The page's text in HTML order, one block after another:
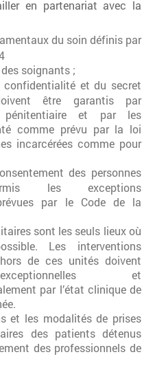
en partenariat avec la
du soin définis par
soignants ;
confidentialité et du secret
être garantis par
pénitentiaire et par les
comme prévu par la loi
incarcérées comme pour
des personnes
les exceptions
par le Code de la
sont les seuls lieux où
Les interventions
de ces unités doivent
et
par l’état clinique de
et les modalités de prises
des patients détenus
des professionnels de